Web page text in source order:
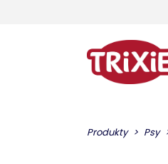
Produkty Psy